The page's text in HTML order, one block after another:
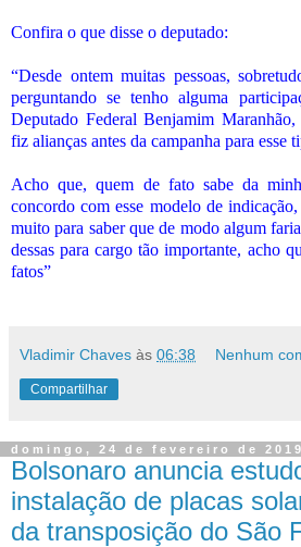
Confira o que disse o deputado:
“Desde ontem muitas pessoas,
perguntando se tenho alguma
Deputado Federal Benjamim
fiz alianças antes da campanha para esse
Acho que, quem de fato sabe da
concordo com esse modelo de
muito para saber que de modo algum
dessas para cargo tão importante, acho
fatos”
Vladimir Chaves às 06:38 Nenhum
Compartilhar
domingo, 24 de fevereiro de 2019
Bolsonaro anuncia
instalação de placas
da transposição do São